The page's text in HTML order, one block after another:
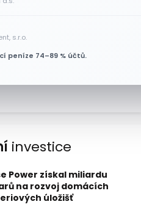
s.r.o.
peníze 74–89 % účtů.
Starlinku srazily akcie T-
AT&T a Verizonu
investice
Power získal miliardu
na rozvoj domácích
úložišť